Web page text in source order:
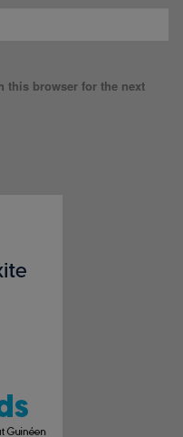
this browser for the next